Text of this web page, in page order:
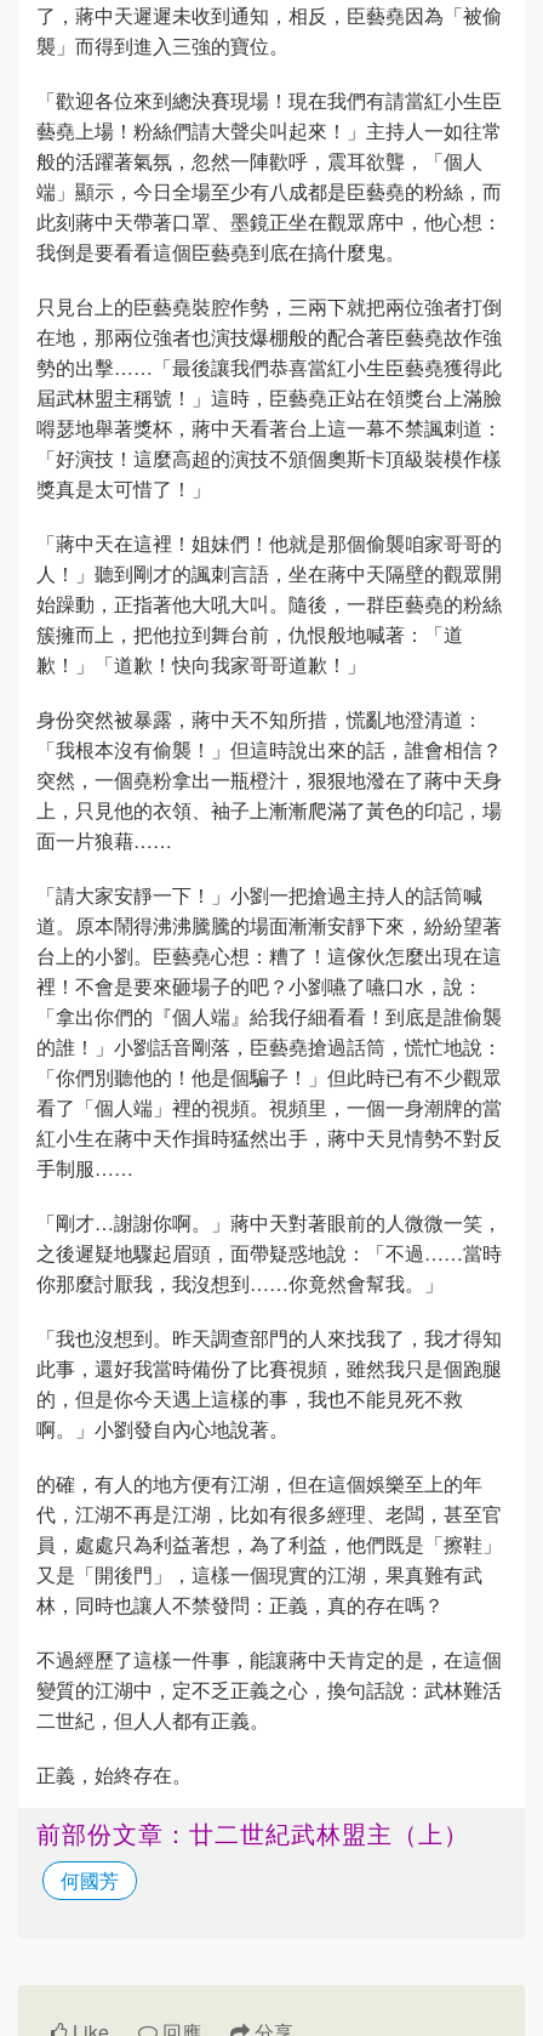
了，蔣中天遲遲未收到通知，相反，臣藝堯因為「被偷
襲」而得到進入三強的寶位。
「歡迎各位來到總決賽現場！現在我們有請當紅小生臣
藝堯上場！粉絲們請大聲尖叫起來！」主持人一如往常
般的活躍著氣氛，忽然一陣歡呼，震耳欲聾，「個人
端」顯示，今日全場至少有八成都是臣藝堯的粉絲，而
此刻蔣中天帶著口罩、墨鏡正坐在觀眾席中，他心想：
我倒是要看看這個臣藝堯到底在搞什麼鬼。
只見台上的臣藝堯裝腔作勢，三兩下就把兩位強者打倒
在地，那兩位強者也演技爆棚般的配合著臣藝堯故作強
勢的出擊……「最後讓我們恭喜當紅小生臣藝堯獲得此
屆武林盟主稱號！」這時，臣藝堯正站在領獎台上滿臉
嘚瑟地舉著獎杯，蔣中天看著台上這一幕不禁諷刺道：
「好演技！這麼高超的演技不頒個奧斯卡頂級裝模作樣
獎真是太可惜了！」
「蔣中天在這裡！姐妹們！他就是那個偷襲咱家哥哥的
人！」聽到剛才的諷刺言語，坐在蔣中天隔壁的觀眾開
始躁動，正指著他大吼大叫。隨後，一群臣藝堯的粉絲
簇擁而上，把他拉到舞台前，仇恨般地喊著：「道
歉！」「道歉！快向我家哥哥道歉！」
身份突然被暴露，蔣中天不知所措，慌亂地澄清道：
「我根本沒有偷襲！」但這時說出來的話，誰會相信？
突然，一個堯粉拿出一瓶橙汁，狠狠地潑在了蔣中天身
上，只見他的衣領、袖子上漸漸爬滿了黃色的印記，場
面一片狼藉……
「請大家安靜一下！」小劉一把搶過主持人的話筒喊
道。原本鬧得沸沸騰騰的場面漸漸安靜下來，紛紛望著
台上的小劉。臣藝堯心想：糟了！這傢伙怎麼出現在這
裡！不會是要來砸場子的吧？小劉嚥了嚥口水，說：
「拿出你們的『個人端』給我仔細看看！到底是誰偷襲
的誰！」小劉話音剛落，臣藝堯搶過話筒，慌忙地說：
「你們別聽他的！他是個騙子！」但此時已有不少觀眾
看了「個人端」裡的視頻。視頻里，一個一身潮牌的當
紅小生在蔣中天作揖時猛然出手，蔣中天見情勢不對反
手制服……
「剛才…謝謝你啊。」蔣中天對著眼前的人微微一笑，
之後遲疑地驟起眉頭，面帶疑惑地說：「不過……當時
你那麼討厭我，我沒想到……你竟然會幫我。」
「我也沒想到。昨天調查部門的人來找我了，我才得知
此事，還好我當時備份了比賽視頻，雖然我只是個跑腿
的，但是你今天遇上這樣的事，我也不能見死不救
啊。」小劉發自內心地說著。
的確，有人的地方便有江湖，但在這個娛樂至上的年
代，江湖不再是江湖，比如有很多經理、老闆，甚至官
員，處處只為利益著想，為了利益，他們既是「擦鞋」
又是「開後門」，這樣一個現實的江湖，果真難有武
林，同時也讓人不禁發問：正義，真的存在嗎？
不過經歷了這樣一件事，能讓蔣中天肯定的是，在這個
變質的江湖中，定不乏正義之心，換句話說：武林難活
二世紀，但人人都有正義。
正義，始終存在。
前部份文章：廿二世紀武林盟主（上）
何國芳